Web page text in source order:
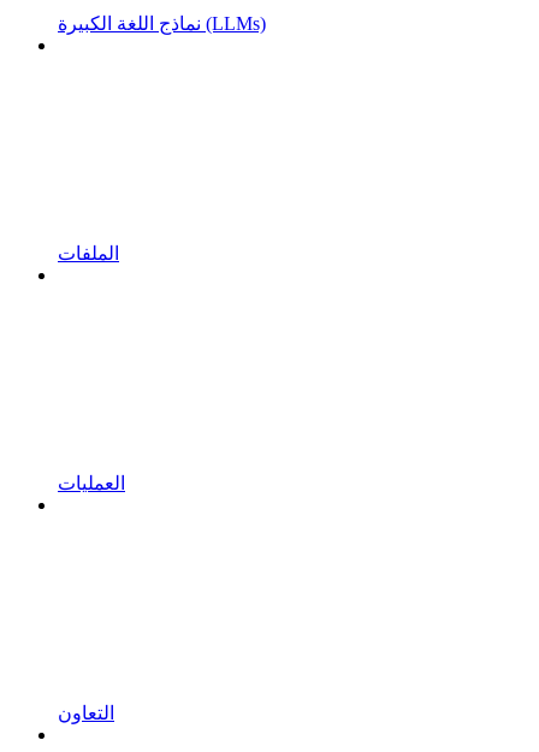
نماذج اللغة الكبيرة (LLMs)
الملفات
العمليات
التعاون